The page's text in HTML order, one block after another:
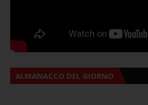
ALMANACCO DEL GIORNO